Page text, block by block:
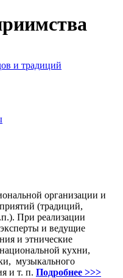
и традиций
организации и
(традиций,
При реализации
и ведущие
и этнические
кухни,
музыкального
и т. п. Подробнее >>>